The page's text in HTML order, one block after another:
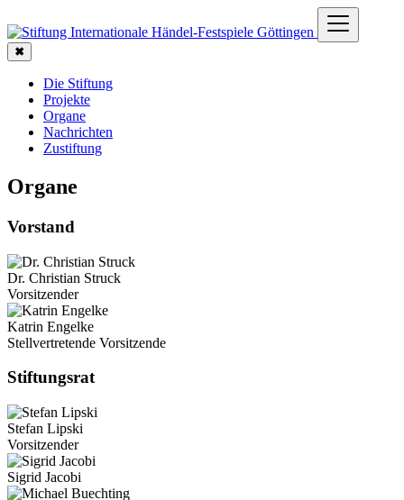
✖
Die Stiftung
Projekte
Organe
Nachrichten
Zustiftung
Organe
Vorstand
Dr. Christian Struck
Vorsitzender
Katrin Engelke
Stellvertretende Vorsitzende
Stiftungsrat
Stefan Lipski
Vorsitzender
Sigrid Jacobi